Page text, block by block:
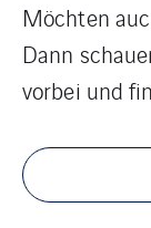
Möchten
Dann
vorbei und